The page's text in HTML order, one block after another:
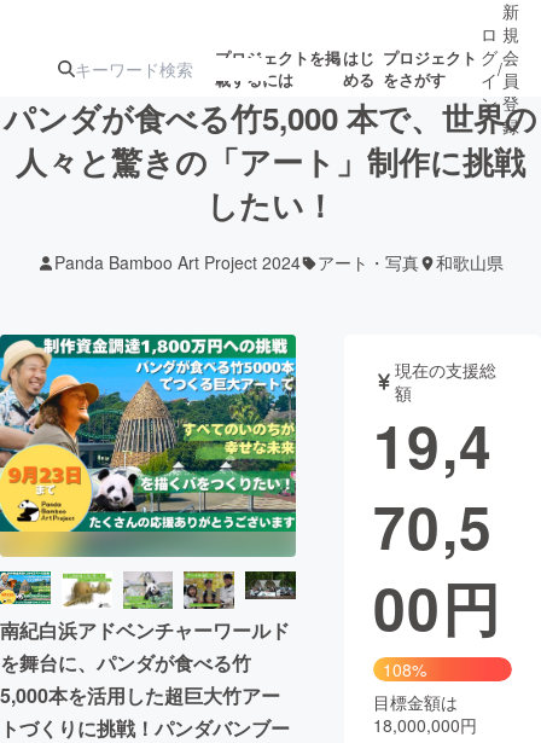
プロジェクトを掲
載するには
はじ
める
プロジェクト
をさがす
注目の新着プロ 募集終了が近いプ
テクノロジー・ガジェット
映像・映画 書籍・雑誌
ビジネス・起業 チャレンジ
まちづくり・地域活性化
CAMPFIRE for Social Good
CAMPFIRE Creation
CAMPFIREふるさと納税machi-ya コミュニティ
ロ
グ
イ
ン
/
新
規
会
員
登
録
パンダが食べる竹5,000 本で、世界の
人々と驚きの「アート」制作に挑戦
したい！
Panda Bamboo Art Project 2024 アート・写真 和歌山県
南紀白浜アドベンチャーワールド
を舞台に、パンダが食べる竹
5,000本を活用した超巨大竹アー
トづくりに挑戦！パンダバンブー
現在の支援総
額
19,4
70,5
00円
108%
目標金額は
18,000,000円